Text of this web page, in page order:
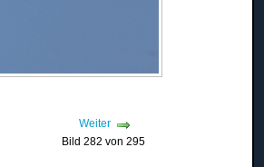
Weiter
Bild 282 von 295